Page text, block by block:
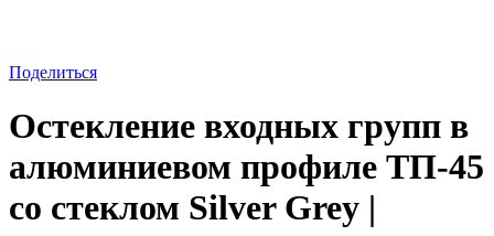
Поделиться
Остекление входных групп в
алюминиевом профиле ТП-45
со стеклом Silver Grey |